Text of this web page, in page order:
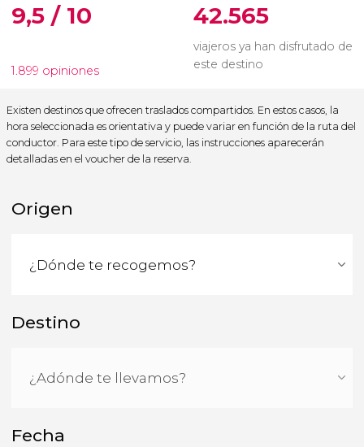
9,5 / 10
1.899 opiniones
42.565
viajeros ya han disfrutado de
este destino
Existen destinos que ofrecen traslados compartidos. En estos casos, la
hora seleccionada es orientativa y puede variar en función de la ruta del
conductor. Para este tipo de servicio, las instrucciones aparecerán
detalladas en el voucher de la reserva.
Origen
Destino
Fecha